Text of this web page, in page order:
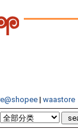
| waastore